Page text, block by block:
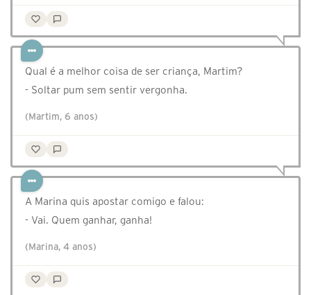
Qual é a melhor coisa de ser criança, Martim?
- Soltar pum sem sentir vergonha.
(Martim, 6 anos)
A Marina quis apostar comigo e falou:
- Vai. Quem ganhar, ganha!
(Marina, 4 anos)